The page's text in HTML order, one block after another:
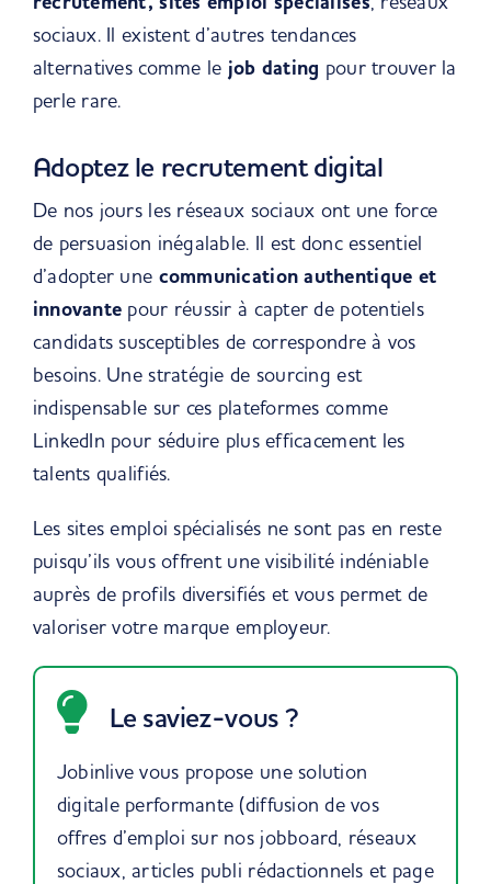
sociaux. Il existent d’autres tendances
alternatives comme le job dating pour trouver la
perle rare.
Adoptez le recrutement digital
De nos jours les réseaux sociaux ont une force
de persuasion inégalable. Il est donc essentiel
d’adopter une communication authentique et
innovante pour réussir à capter de potentiels
candidats susceptibles de correspondre à vos
besoins. Une stratégie de sourcing est
indispensable sur ces plateformes comme
LinkedIn pour séduire plus efficacement les
talents qualifiés.
Les sites emploi spécialisés ne sont pas en reste
puisqu’ils vous offrent une visibilité indéniable
auprès de profils diversifiés et vous permet de
valoriser votre marque employeur.
Le saviez-vous ?
Jobinlive vous propose une solution
digitale performante (diffusion de vos
offres d’emploi sur nos jobboard, réseaux
sociaux, articles publi rédactionnels et page